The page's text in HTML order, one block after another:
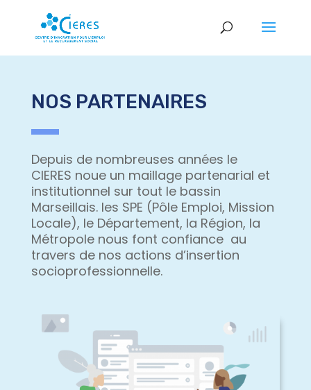
NOS PARTENAIRES
Depuis de nombreuses années le
CIERES noue un maillage partenarial et
institutionnel sur tout le bassin
Marseillais. les SPE (Pôle Emploi, Mission
Locale), le Département, la Région, la
Métropole nous font confiance au
travers de nos actions d’insertion
socioprofessionnelle.